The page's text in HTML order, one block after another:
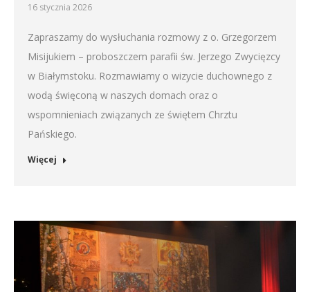
16 stycznia 2026
Zapraszamy do wysłuchania rozmowy z o. Grzegorzem
Misijukiem – proboszczem parafii św. Jerzego Zwycięzcy
w Białymstoku. Rozmawiamy o wizycie duchownego z
wodą święconą w naszych domach oraz o
wspomnieniach związanych ze świętem Chrztu
Pańskiego.
Więcej